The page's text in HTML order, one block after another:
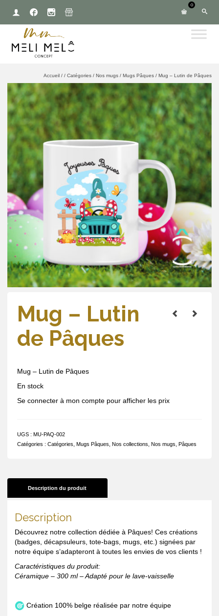
0
Accueil / / Catégories / Nos mugs / Mugs Pâques / Mug – Lutin de Pâques
Mug – Lutin
de Pâques
Mug – Lutin de Pâques
En stock
Se connecter à mon compte pour afficher les prix
UGS : MU-PAQ-002
Catégories : Catégories Mugs Pâques Nos collections Nos mugs Pâques
Description du produit
Description
Découvrez notre collection dédiée à Pâques! Ces créations
(badges, décapsuleurs, tote-bags, mugs, etc.) signées par
notre équipe s’adapteront à toutes les envies de vos clients !
Caractéristiques du produit:
Céramique – 300 ml – Adapté pour le lave-vaisselle
Création 100% belge réalisée par notre équipe